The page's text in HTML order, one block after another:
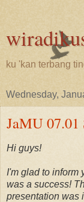
ku 'kan terbang
Wednesday,
JaMU 07.01
Hi guys!
I'm glad to inform
was a success!
presentation was